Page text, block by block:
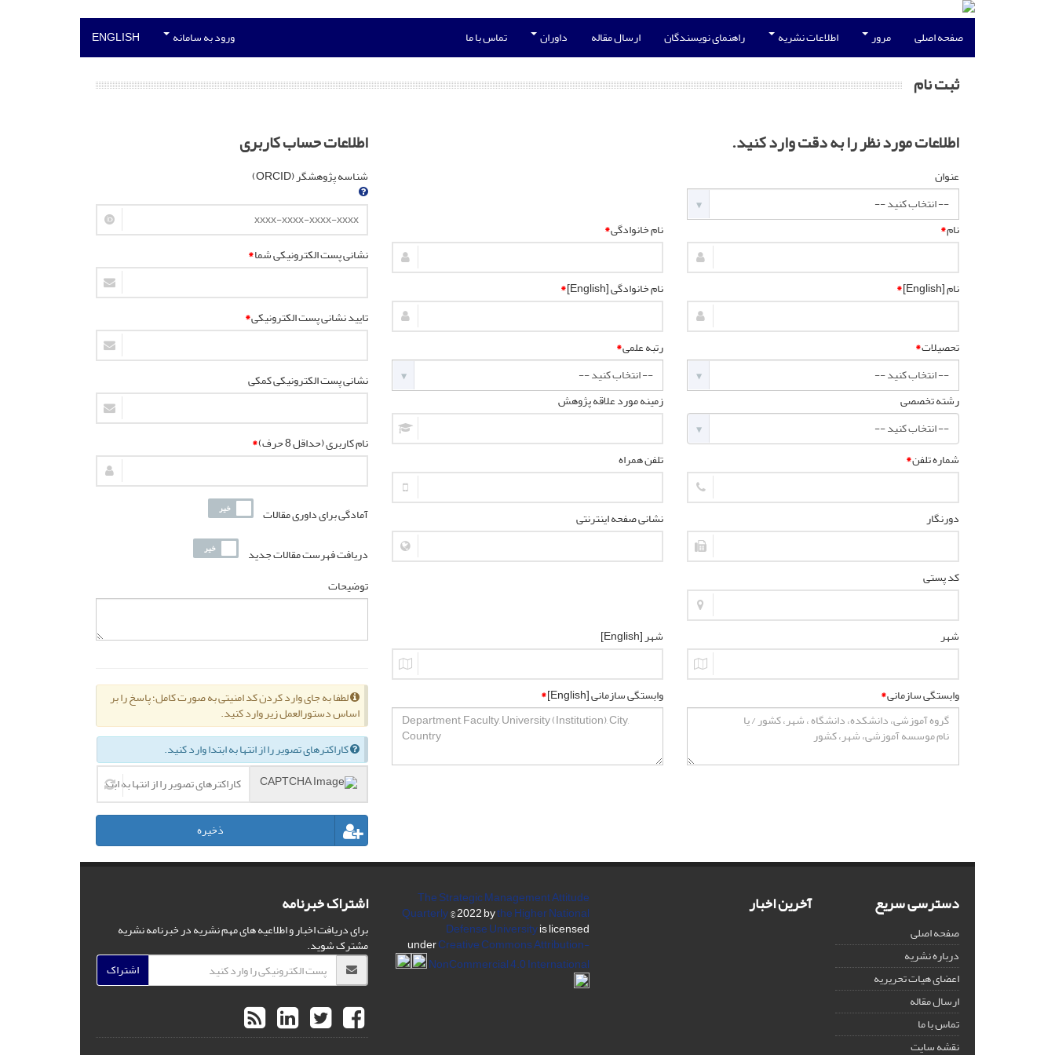
صفحه اصلی مرور اطلاعات نشریه راهنمای نویسندگان ارسال مقاله داوران تماس با ما ورود به سامانه ENGLISH
ثبت نام
اطلاعات مورد نظر را به دقت وارد کنید.
عنوان
نام* نام خانوادگی*
نام [English] * نام خانوادگی [English] *
تحصیلات* رتبه علمی*
رشته تخصصی زمینه مورد علاقه پژوهش
شماره تلفن* تلفن همراه
دورنگار نشانی صفحه اینترنتی
کد پستی
شهر شهر [English]
وابستگی سازمانی* وابستگی سازمانی [English] *
اطلاعات حساب کاربری
شناسه پژوهشگر (ORCID)
نشانی پست الکترونیکی شما*
تایید نشانی پست الکترونیکی*
نشانی پست الکترونیکی کمکی
نام کاربری (حداقل 8 حرف) *
آمادگی برای داوری مقالات
دریافت فهرست مقالات جدید
توضیحات
لطفا به جای وارد کردن کد امنیتی به صورت کامل؛ پاسخ را بر
اساس دستورالعمل زیر وارد کنید.
کاراکترهای تصویر را از انتها به ابتدا وارد کنید.
ذخیره
دسترسی سریع
صفحه اصلی
درباره نشریه
اعضای هیات تحریریه
ارسال مقاله
تماس با ما
نقشه سایت
آخرین اخبار The Strategic Management Attitude
Quarterly© 2022 bythe Higher National
Defense Universityis licensed
underCreative Commons Attribution-
NonCommercial 4.0 International
اشتراک خبرنامه
برای دریافت اخبار و اطلاعیه های مهم نشریه در خبرنامه نشریه
مشترک شوید.
اشتراک